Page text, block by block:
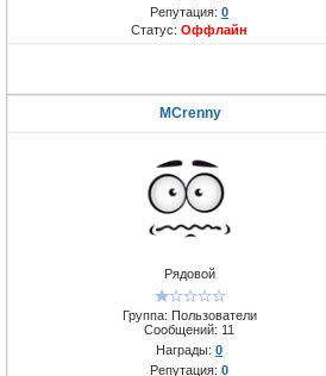
Репутация: 0
Статус: Оффлайн
MCrenny
Рядовой
Группа: Пользователи
Сообщений: 11
Награды: 0
Репутация: 0